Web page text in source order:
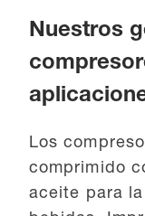
Nuestros
Los
comprimido
aceite para